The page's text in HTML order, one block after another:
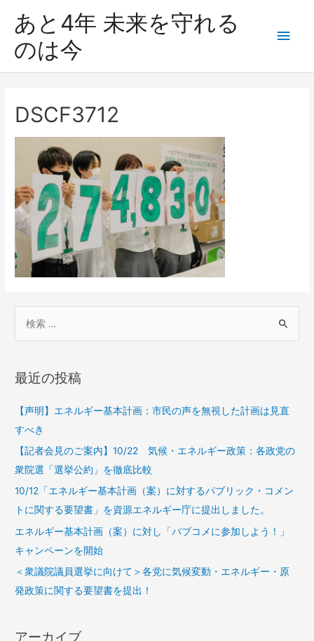
あと4年 未来を守れる
のは今
DSCF3712
最近の投稿
【声明】エネルギー基本計画：市民の声を無視した計画は見直
すべき
【記者会見のご案内】10/22 気候・エネルギー政策：各政党の
衆院選「選挙公約」を徹底比較
10/12「エネルギー基本計画（案）に対するパブリック・コメン
トに関する要望書」を資源エネルギー庁に提出しました。
エネルギー基本計画（案）に対し「パブコメに参加しよう！」
キャンペーンを開始
＜衆議院議員選挙に向けて＞各党に気候変動・エネルギー・原
発政策に関する要望書を提出！
アーカイブ